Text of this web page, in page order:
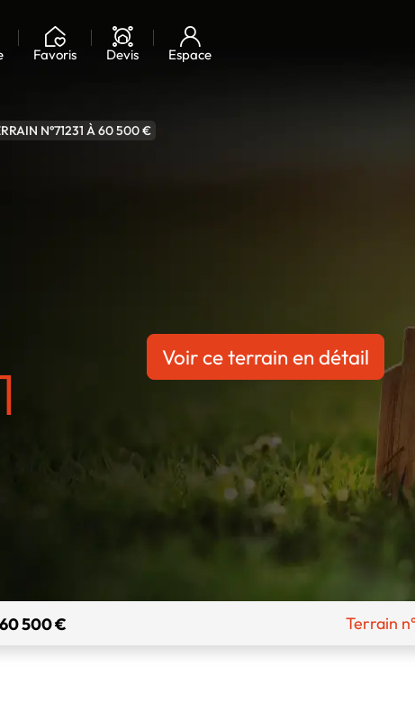
Favoris Devis Espace
N°71231 À 60 500 €
Voir ce terrain en détail
500 € Terrain